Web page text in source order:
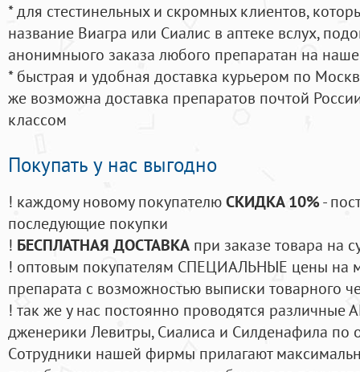
* для стестинельных и скромных клиентов,
название Виагра или Сиалис в аптеке вслух,
анонимныого заказа любого препаратан на
* быстрая и удобная доставка курьером по
же возможна доставка препаратов почтой
классом
Покупать у нас выгодно
! каждому новому покупателюСКИДКА 10%-
последующие покупки
! БЕСПЛАТНАЯ ДОСТАВКА при заказе товара на
! оптовым покупателям СПЕЦИАЛЬНЫЕ цены на
препарата с возможностью выписки товарного
! так же у нас постоянно проводятся
дженерики Левитры, Сиалиса и Силденафила по
Cотрудники нашей фирмы прилагают